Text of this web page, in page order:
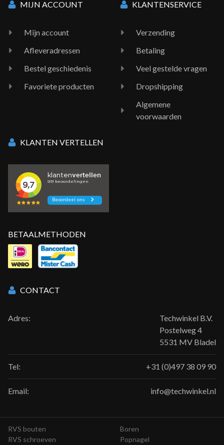
MIJN ACCOUNT
Mijn account
Afleveradressen
Bestel geschiedenis
Favoriete producten
KLANTENSERVICE
Verzending
Betaling
Veel gestelde vragen
Dropshipping
Algemene
voorwaarden
KLANTEN VERTELLEN
BETAALMETHODEN
CONTACT
Adres:
Techwinkel B.V.
Postelweg 4
5531 MV Bladel
Tel: +31 (0)497 38 09 90
Email: info@techwinkel.nl
RVS bouten
RVS schroeven
Boren
Popnagel